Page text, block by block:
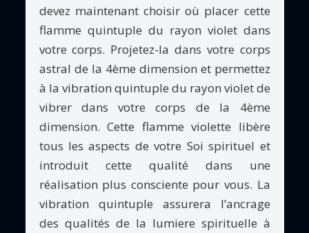
devez maintenant choisir où placer cette
flamme quintuple du rayon violet dans
votre corps. Projetez-la dans votre corps
astral de la 4ème dimension et permettez
à la vibration quintuple du rayon violet de
vibrer dans votre corps de la 4ème
dimension. Cette flamme violette libère
tous les aspects de votre Soi spirituel et
introduit cette qualité dans une
réalisation plus consciente pour vous. La
vibration quintuple assurera l’ancrage
des qualités de la lumiere spirituelle à